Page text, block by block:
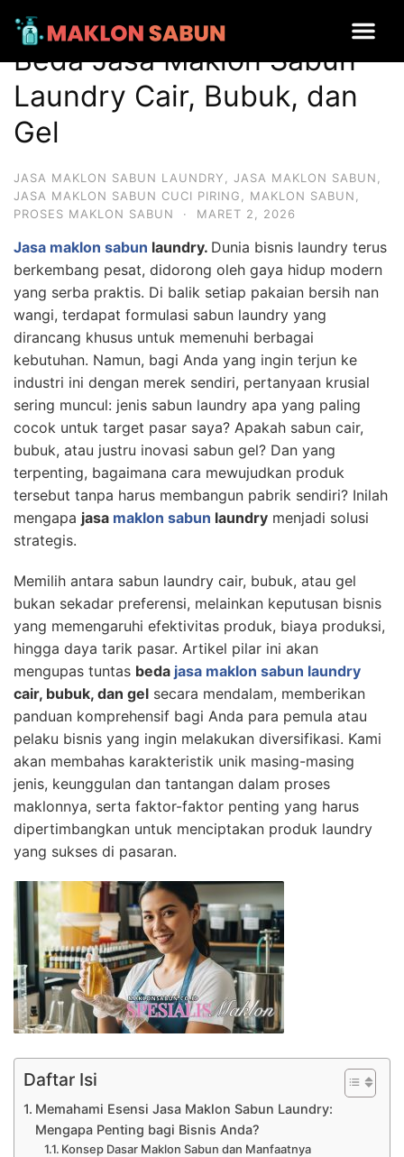
Beda Jasa Maklon Sabun Laundry Cair, Bubuk, dan Gel
Beda Jasa Maklon Sabun
Laundry Cair, Bubuk, dan
Gel
JASA MAKLON SABUN LAUNDRY JASA MAKLON SABUN
JASA MAKLON SABUN CUCI PIRING
MAKLON SABUN
PROSES MAKLON SABUN
· MARET 2, 2026
Jasa maklon sabun laundry. Dunia bisnis laundry terus
berkembang pesat, didorong oleh gaya hidup modern
yang serba praktis. Di balik setiap pakaian bersih nan
wangi, terdapat formulasi sabun laundry yang
dirancang khusus untuk memenuhi berbagai
kebutuhan. Namun, bagi Anda yang ingin terjun ke
industri ini dengan merek sendiri, pertanyaan krusial
sering muncul: jenis sabun laundry apa yang paling
cocok untuk target pasar saya? Apakah sabun cair,
bubuk, atau justru inovasi sabun gel? Dan yang
terpenting, bagaimana cara mewujudkan produk
tersebut tanpa harus membangun pabrik sendiri? Inilah
mengapa jasa maklon sabun laundry menjadi solusi
strategis.
Memilih antara sabun laundry cair, bubuk, atau gel
bukan sekadar preferensi, melainkan keputusan bisnis
yang memengaruhi efektivitas produk, biaya produksi,
hingga daya tarik pasar. Artikel pilar ini akan
mengupas tuntas beda jasa maklon sabun laundry
cair, bubuk, dan gel secara mendalam, memberikan
panduan komprehensif bagi Anda para pemula atau
pelaku bisnis yang ingin melakukan diversifikasi. Kami
akan membahas karakteristik unik masing-masing
jenis, keunggulan dan tantangan dalam proses
maklonnya, serta faktor-faktor penting yang harus
dipertimbangkan untuk menciptakan produk laundry
yang sukses di pasaran.
Daftar Isi
Memahami Esensi Jasa Maklon Sabun Laundry:
Mengapa Penting bagi Bisnis Anda?
Konsep Dasar Maklon Sabun dan Manfaatnya